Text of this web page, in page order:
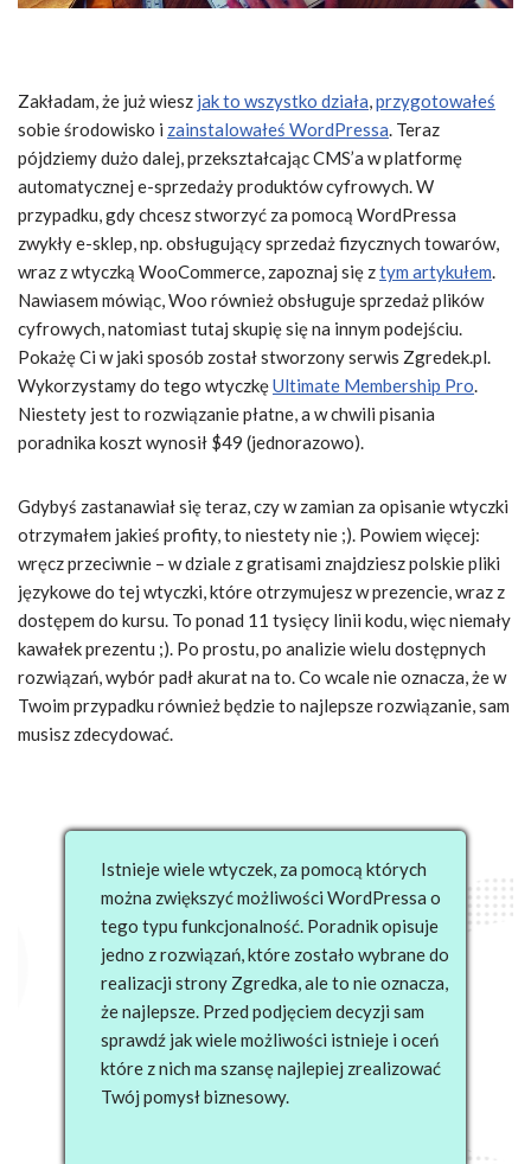
Zakładam, że już wiesz jak to wszystko działa,przygotowałeś
sobie środowisko i zainstalowałeś WordPressa. Teraz
pójdziemy dużo dalej, przekształcając CMS’a w platformę
automatycznej e-sprzedaży produktów cyfrowych. W
przypadku, gdy chcesz stworzyć za pomocą WordPressa
zwykły e-sklep, np. obsługujący sprzedaż fizycznych towarów,
wraz z wtyczką WooCommerce, zapoznaj się ztym artykułem.
Nawiasem mówiąc, Woo również obsługuje sprzedaż plików
cyfrowych, natomiast tutaj skupię się na innym podejściu.
Pokażę Ci w jaki sposób został stworzony serwis Zgredek.pl.
Wykorzystamy do tego wtyczkęUltimate Membership Pro.
Niestety jest to rozwiązanie płatne, a w chwili pisania
poradnika koszt wynosił $49 (jednorazowo).
Gdybyś zastanawiał się teraz, czy w zamian za opisanie wtyczki
otrzymałem jakieś profity, to niestety nie ;). Powiem więcej:
wręcz przeciwnie – w dziale z gratisami znajdziesz polskie pliki
językowe do tej wtyczki, które otrzymujesz w prezencie, wraz z
dostępem do kursu. To ponad 11 tysięcy linii kodu, więc niemały
kawałek prezentu ;). Po prostu, po analizie wielu dostępnych
rozwiązań, wybór padł akurat na to. Co wcale nie oznacza, że w
Twoim przypadku również będzie to najlepsze rozwiązanie, sam
musisz zdecydować.
Istnieje wiele wtyczek, za pomocą których
można zwiększyć możliwości WordPressa o
tego typu funkcjonalność. Poradnik opisuje
jedno z rozwiązań, które zostało wybrane do
realizacji strony Zgredka, ale to nie oznacza,
że najlepsze. Przed podjęciem decyzji sam
sprawdź jak wiele możliwości istnieje i oceń
które z nich ma szansę najlepiej zrealizować
Twój pomysł biznesowy.